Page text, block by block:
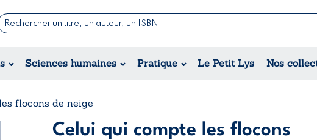
Sciences humaines Pratique Le Petit Lys Nos
Romance
Régional
Jeunesse
Théâtre
flocons de neige
Celui qui compte les flocons